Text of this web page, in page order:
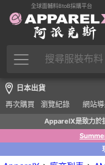
全球面輔料BtoB採購平台
日本出貨
再次購買
瀏覽紀錄 網站
ApparelX是致力於